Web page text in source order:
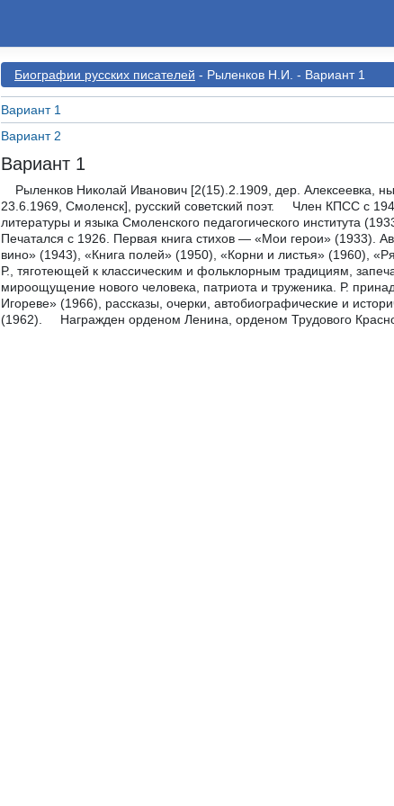
Биографии русскиx писателей - Рыленков Н.И. - Вариант 1
Вариант 1
Вариант 2
Вариант 1
Рыленков Николай Иванович [2(15).2.1909, дер. Алексеевка,
23.6.1969, Смоленск], русский советский поэт. Член КПСС с
литературы и языка Смоленского педагогического института
Печатался с 1926. Первая книга стихов — «Мои герои» (1933).
вино» (1943), «Книга полей» (1950), «Корни и листья» (1960),
Р., тяготеющей к классическим и фольклорным традициям,
мироощущение нового человека, патриота и труженика. Р.
Игореве» (1966), рассказы, очерки, автобиографические и
(1962). Награжден орденом Ленина, орденом Трудового